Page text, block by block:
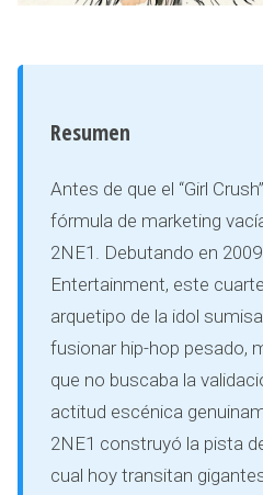
Resumen
Antes de que el “Girl
fórmula de marketing
2NE1. Debutando en
Entertainment, este
arquetipo de la idol
fusionar hip-hop pesado,
que no buscaba la
actitud escénica
2NE1 construyó la pista
cual hoy transitan